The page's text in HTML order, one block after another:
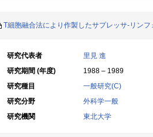
T細胞融合法により作製したサプレッサ-リン
研究代表者
里見 進
研究期間 (年度)
1988 – 1989
研究種目
一般研究(C)
研究分野
外科学一般
研究機関
東北大学